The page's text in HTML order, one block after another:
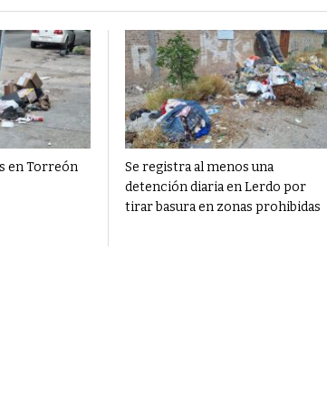
en Torreón
Se registra al menos una
detención diaria en Lerdo por
tirar basura en zonas prohibidas